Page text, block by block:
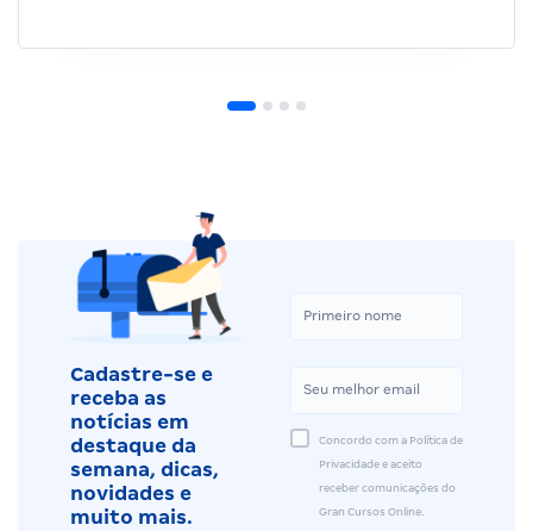
Cadastre-se e
receba as
notícias em
destaque da
semana, dicas,
novidades e
muito mais.
Concordo com a Política de
Privacidade e aceito
receber comunicações do
Gran Cursos Online.